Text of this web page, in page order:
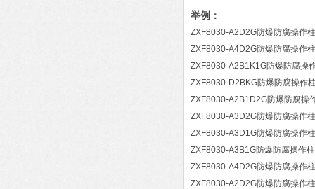
举例：
ZXF8030-A2D2G防爆防腐操作
ZXF8030-A4D2G防爆防腐操作柱
ZXF8030-A2B1K1G防爆防腐操
ZXF8030-D2BKG防爆防腐操作
ZXF8030-A2B1D2G防爆防腐操
ZXF8030-A3D2G防爆防腐操作柱
ZXF8030-A3D1G防爆防腐操作柱
ZXF8030-A3B1G防爆防腐操作柱
ZXF8030-A4D2G防爆防腐操作柱
ZXF8030-A2D2G防爆防腐操作柱